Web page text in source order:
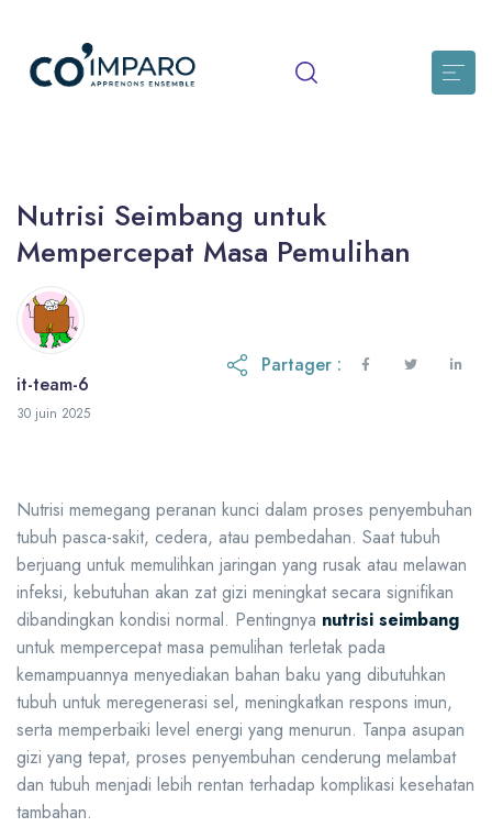
Nutrisi Seimbang untuk
Mempercepat Masa Pemulihan
it-team-6
30 juin 202530 juin 2026
Partager :
Nutrisi memegang peranan kunci dalam proses penyembuhan
tubuh pasca-sakit, cedera, atau pembedahan. Saat tubuh
berjuang untuk memulihkan jaringan yang rusak atau melawan
infeksi, kebutuhan akan zat gizi meningkat secara signifikan
dibandingkan kondisi normal. Pentingnya nutrisi seimbang
untuk mempercepat masa pemulihan terletak pada
kemampuannya menyediakan bahan baku yang dibutuhkan
tubuh untuk meregenerasi sel, meningkatkan respons imun,
serta memperbaiki level energi yang menurun. Tanpa asupan
gizi yang tepat, proses penyembuhan cenderung melambat
dan tubuh menjadi lebih rentan terhadap komplikasi kesehatan
tambahan.